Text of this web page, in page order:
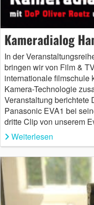
Kameradialog
In der
bringen wir von Film &
internationale filmschule
Kamera-Technologie
Veranstaltung berichtete
Panasonic EVA1 bei
dritte Clip von unserem
Weiterlesen